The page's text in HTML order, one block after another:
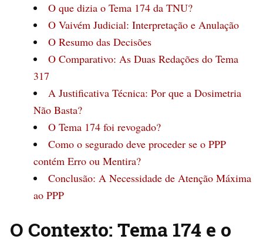
O que dizia o Tema 174 da TNU?
O Vaivém Judicial: Interpretação e Anulação
O Resumo das Decisões
O Comparativo: As Duas Redações do Tema
317
A Justificativa Técnica: Por que a Dosimetria
Não Basta?
O Tema 174 foi revogado?
Como o segurado deve proceder se o PPP
contém Erro ou Mentira?
Conclusão: A Necessidade de Atenção Máxima
ao PPP
O Contexto: Tema 174 e o